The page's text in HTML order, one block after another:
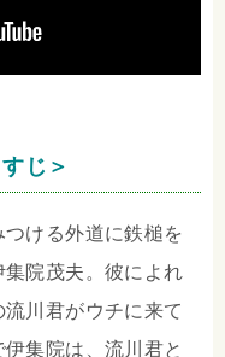
じ＞
ける外道に鉄槌を
院茂夫。彼によれ
川君がウチに来て
集院は、流川君と